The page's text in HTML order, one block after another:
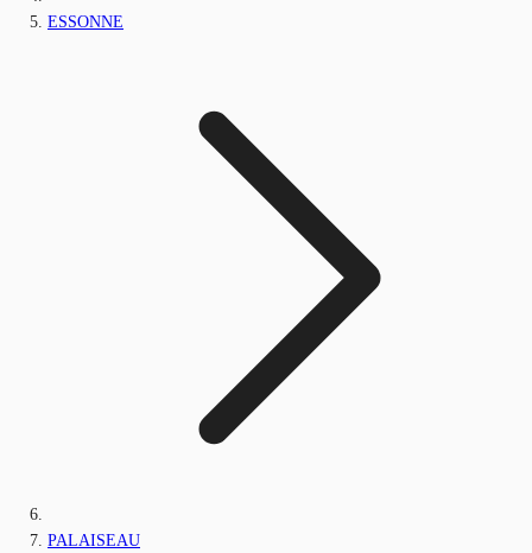
ESSONNE
PALAISEAU